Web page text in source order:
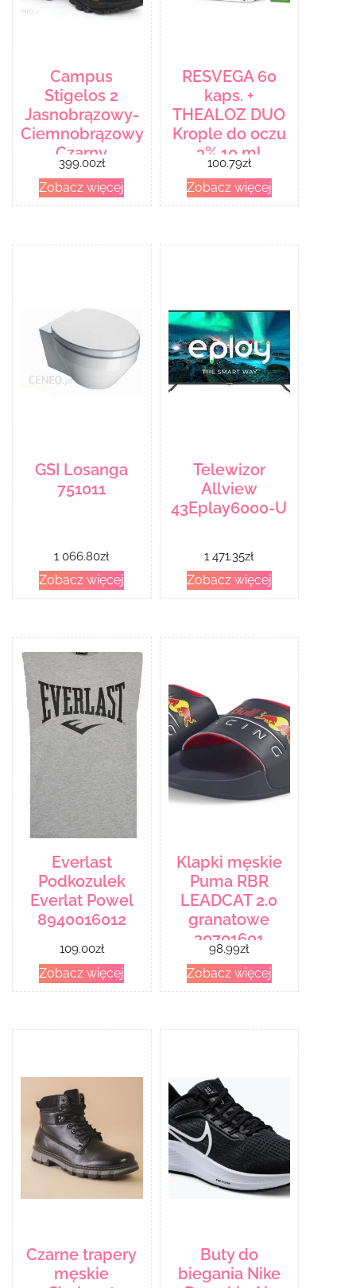
Campus
Stigelos 2
Jasnobrązowy-
Ciemnobrązowy-
Czarny
399.00zł
Zobacz więcej
RESVEGA 60
kaps. +
THEALOZ DUO
Krople do oczu
3% 10 ml
100.79zł
Zobacz więcej
GSI Losanga
751011
1 066.80zł
Zobacz więcej
Telewizor
Allview
43Eplay6000-U
1 471.35zł
Zobacz więcej
Everlast
Podkozulek
Everlat Powel
8940016012
109.00zł
Zobacz więcej
Klapki męskie
Puma RBR
LEADCAT 2.0
granatowe
30701601
98.99zł
Zobacz więcej
Czarne trapery
męskie
Buty do
biegania Nike